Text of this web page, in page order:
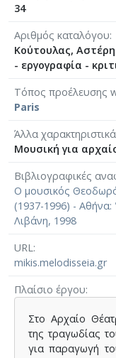
34
Αριθμός καταλόγου
Κούτουλας,
- εργογραφία -
Τόπος προέλευσης
Paris
Άλλα χαρακτηριστικά
Μουσική για
Βιβλιογραφικές
Ο μουσικός
(1937-1996) -
Λιβάνη, 1998
URL
mikis.melodisseia.gr
Πλαίσιο έργου
Στο Αρχαίο
της τραγωδίας
για παραγωγή